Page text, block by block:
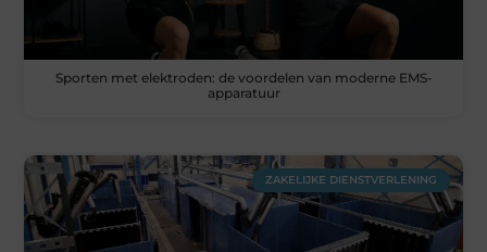
Sporten met elektroden: de voordelen van moderne EMS-
apparatuur
ZAKELIJKE DIENSTVERLENING